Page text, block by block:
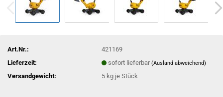
Art.Nr.:
421169
Lieferzeit:
sofort lieferbar(Ausland abweichend)
Versandgewicht: 5 kg je Stück